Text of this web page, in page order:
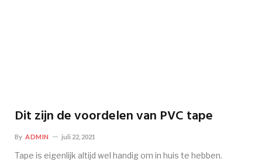
Dit zijn de voordelen van PVC tape
By ADMIN juli 22, 2021
Tape is eigenlijk altijd wel handig om in huis te hebben.